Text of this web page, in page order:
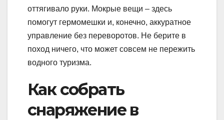
оттягивало руки. Мокрые вещи – здесь
помогут гермомешки и, конечно, аккуратное
управление без переворотов. Не берите в
поход ничего, что может совсем не пережить
водного туризма.
Как собрать
снаряжение в